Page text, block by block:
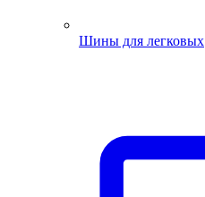
Шины для легковых